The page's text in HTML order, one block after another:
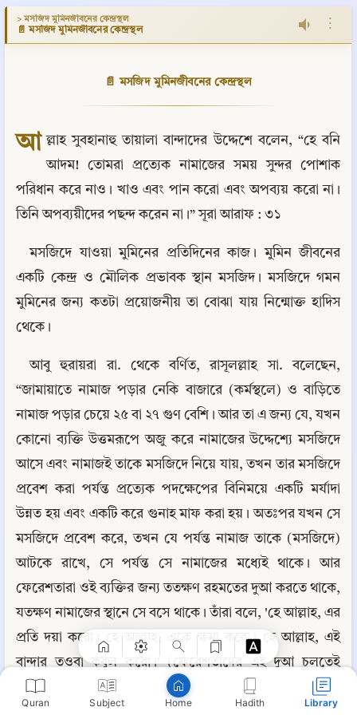
Quran Subject Home Hadith Library
> মসজিদ মুমিনজীবনের কেন্দ্রস্থল
📄 মসজিদ মুমিনজীবনের কেন্দ্রস্থল ⋮
📄 মসজিদ মুমিনজীবনের কেন্দ্রস্থল
আ ল্লাহ সুবহানাহু তায়ালা বান্দাদের উদ্দেশে বলেন, “হে বনি
আদম! তোমরা প্রত্যেক নামাজের সময় সুন্দর পোশাক
পরিধান করে নাও। খাও এবং পান করো এবং অপব্যয় করো না।
তিনি অপব্যয়ীদের পছন্দ করেন না।” সূরা আরাফ : ৩১
মসজিদে যাওয়া মুমিনের প্রতিদিনের কাজ। মুমিন জীবনের
একটি কেন্দ্র ও মৌলিক প্রভাবক স্থান মসজিদ। মসজিদে গমন
মুমিনের জন্য কতটা প্রয়োজনীয় তা বোঝা যায় নিন্মোক্ত হাদিস
থেকে।
আবু হুরায়রা রা. থেকে বর্ণিত, রাসূলল্লাহ সা. বলেছেন,
“জামায়াতে নামাজ পড়ার নেকি বাজারে (কর্মস্থলে) ও বাড়িতে
নামাজ পড়ার চেয়ে ২৫ বা ২৭ গুণ বেশি। আর তা এ জন্য যে, যখন
কোনো ব্যক্তি উত্তমরূপে অজু করে নামাজের উদ্দেশ্যে মসজিদে
আসে এবং নামাজই তাকে মসজিদে নিয়ে যায়, তখন তার মসজিদে
প্রবেশ করা পর্যন্ত প্রত্যেক পদক্ষেপের বিনিময়ে একটি মর্যাদা
উন্নত হয় এবং একটি করে গুনাহ মাফ করা হয়। অতঃপর যখন সে
মসজিদে প্রবেশ করে, তখন যে পর্যন্ত নামাজ তাকে (মসজিদে)
আটকে রাখে, সে পর্যন্ত সে নামাজের মধ্যেই থাকে। আর
ফেরেশতারা ওই ব্যক্তির জন্য ততক্ষণ রহমতের দুআ করতে থাকে,
যতক্ষণ নামাজের স্থানে সে বসে থাকে। তাঁরা বলে, 'হে আল্লাহ, এর
প্রতি দয়া করো। হে আল্লাহ, একে ক্ষমা করো। হে আল্লাহ, এই
বান্দার তওবা কবুল করো।' (ফেরেশতাদের এই দুআ চলতেই
থাকে) যে পর্যন্ত সে কাউকে কষ্ট না দেয়, যে পর্যন্ত তার অজু নষ্ট না
হয়।” বুখারি : ২১১৯, মুসলিম : ১৫৩৮
Copy